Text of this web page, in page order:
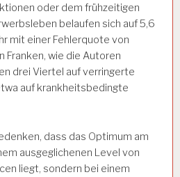
oder dem frühzeitigen
belaufen sich auf 5,6
mit einer Fehlerquote von
Franken, wie die Autoren
drei Viertel auf verringerte
auf krankheitsbedingte
dass das Optimum am
ausgeglichenen Level von
liegt, sondern bei einem